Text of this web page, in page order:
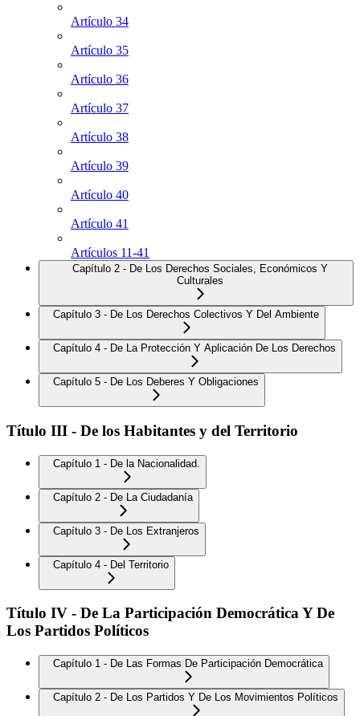
Artículo 34
Artículo 35
Artículo 36
Artículo 37
Artículo 38
Artículo 39
Artículo 40
Artículo 41
Artículos 11-41
Capítulo 2 - De Los Derechos Sociales, Económicos Y
Culturales
Capítulo 3 - De Los Derechos Colectivos Y Del Ambiente
Capítulo 4 - De La Protección Y Aplicación De Los Derechos
Capítulo 5 - De Los Deberes Y Obligaciones
Título III - De los Habitantes y del Territorio
Capítulo 1 - De la Nacionalidad.
Capítulo 2 - De La Ciudadanía
Capítulo 3 - De Los Extranjeros
Capítulo 4 - Del Territorio
Título IV - De La Participación Democrática Y De
Los Partidos Políticos
Capítulo 1 - De Las Formas De Participación Democrática
Capítulo 2 - De Los Partidos Y De Los Movimientos Políticos